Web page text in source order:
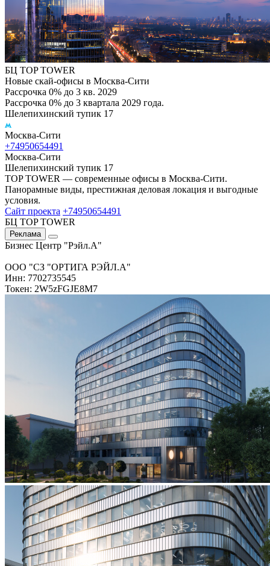
БЦ TOP TOWER
Новые скай-офисы в Москва-Сити
Рассрочка 0% до 3 кв. 2029
Рассрочка 0% до 3 квартала 2029 года.
Шелепихинский тупик 17
Москва-Сити
+74950654491
Москва-Сити
Шелепихинский тупик 17
TOP TOWER — современные офисы в Москва-Сити.
Панорамные виды, престижная деловая локация и выгодные
условия.
Сайт проекта +74950654491
БЦ TOP TOWER
Реклама
Бизнес Центр "Рэйл.А"
ООО "СЗ "ОРТИГА РЭЙЛ.А"
Инн: 7702735545
Токен: 2W5zFGJE8M7